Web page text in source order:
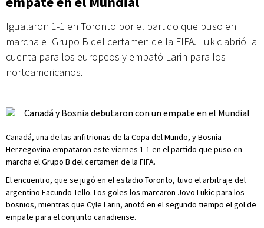
Igualaron 1-1 en Toronto por el partido que puso en
marcha el Grupo B del certamen de la FIFA. Lukic abrió la
cuenta para los europeos y empató Larin para los
norteamericanos.
Canadá, una de las anfitrionas de la Copa del Mundo, y Bosnia
Herzegovina empataron este viernes 1-1 en el partido que puso en
marcha el Grupo B del certamen de la FIFA.
El encuentro, que se jugó en el estadio Toronto, tuvo el arbitraje del
argentino Facundo Tello. Los goles los marcaron Jovo Lukic para los
bosnios, mientras que Cyle Larin, anotó en el segundo tiempo el gol de
empate para el conjunto canadiense.